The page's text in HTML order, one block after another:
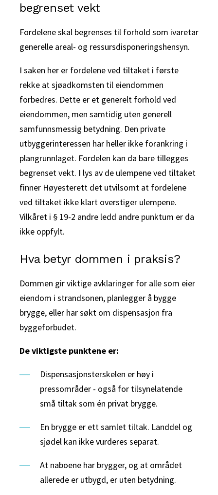
begrenset vekt
Fordelene skal begrenses til forhold som ivaretar
generelle areal- og ressursdisponeringshensyn.
I saken her er fordelene ved tiltaket i første
rekke at sjøadkomsten til eiendommen
forbedres. Dette er et generelt forhold ved
eiendommen, men samtidig uten generell
samfunnsmessig betydning. Den private
utbyggerinteressen har heller ikke forankring i
plangrunnlaget. Fordelen kan da bare tillegges
begrenset vekt. I lys av de ulempene ved tiltaket
finner Høyesterett det utvilsomt at fordelene
ved tiltaket ikke klart overstiger ulempene.
Vilkåret i § 19-2 andre ledd andre punktum er da
ikke oppfylt.
Hva betyr dommen i praksis?
Dommen gir viktige avklaringer for alle som eier
eiendom i strandsonen, planlegger å bygge
brygge, eller har søkt om dispensasjon fra
byggeforbudet.
De viktigste punktene er:
Dispensasjonsterskelen er høy i
pressområder - også for tilsynelatende
små tiltak som én privat brygge.
En brygge er ett samlet tiltak. Landdel og
sjødel kan ikke vurderes separat.
At naboene har brygger, og at området
allerede er utbygd, er uten betydning.